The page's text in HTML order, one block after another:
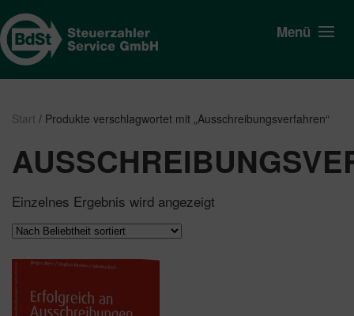
Menü
Start / Produkte verschlagwortet mit „Ausschreibungsverfahren“
Einzelnes Ergebnis wird angezeigt